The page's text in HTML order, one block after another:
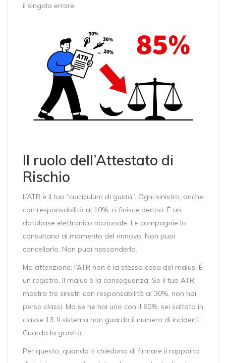
il singolo errore.
Il ruolo dell’Attestato di
Rischio
L’ATR è il tuo “curriculum di guida”. Ogni sinistro, anche
con responsabilità al 10%, ci finisce dentro. È un
database elettronico nazionale. Le compagnie lo
consultano al momento del rinnovo. Non puoi
cancellarlo. Non puoi nasconderlo.
Ma attenzione: l’ATR non è la stessa cosa del malus. È
un registro. Il malus è la conseguenza. Se il tuo ATR
mostra tre sinistri con responsabilità al 30%, non hai
perso classi. Ma se ne hai uno con il 60%, sei saltato in
classe 13. Il sistema non guarda il numero di incidenti.
Guarda la gravità.
Per questo, quando ti chiedono di firmare il rapporto